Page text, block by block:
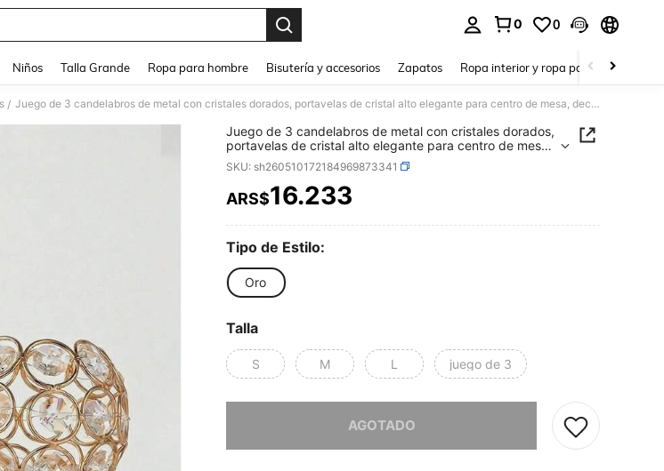
0 0
Niños Talla Grande Ropa para hombre Bisutería y accesorios Zapatos Ropa interior y ropa para dormir
/ Juego de 3 candelabros de metal con cristales dorados, portavelas de cristal alto elegante para centro de mesa, decoración de velas para bodas, cumpleaños, graduación y decoración del hogar
Juego de 3 candelabros de metal con cristales dorados,
portavelas de cristal alto elegante para centro de mesa,
decoración de velas para bodas, cumpleaños,
graduación y decoración del hogar
SKU: sh260510172184969873341
PRICE AND AVAILABILITY
ARS$16.233
Tipo de Estilo:
Oro
Talla
S M L juego de 3
AGOTADO